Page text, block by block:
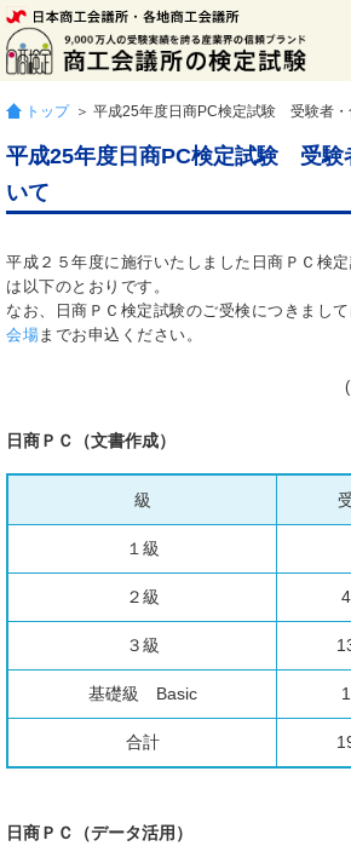
トップ ＞ 平成25年度日商PC検定試験 受験者・
平成25年度日商PC検定試験 受験
いて
平成２５年度に施行いたしました日商ＰＣ検
は以下のとおりです。
なお、日商ＰＣ検定試験のご受検につきまし
会場までお申込ください。
日商ＰＣ（文書作成）
級
１級
２級
３級
基礎級 Basic
合計
日商ＰＣ（データ活用）